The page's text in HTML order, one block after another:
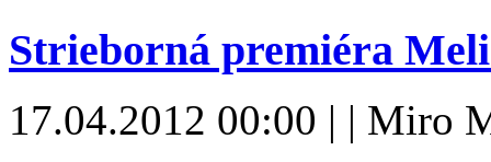
Strieborná premiéra
17.04.2012 00:00 | | Miro